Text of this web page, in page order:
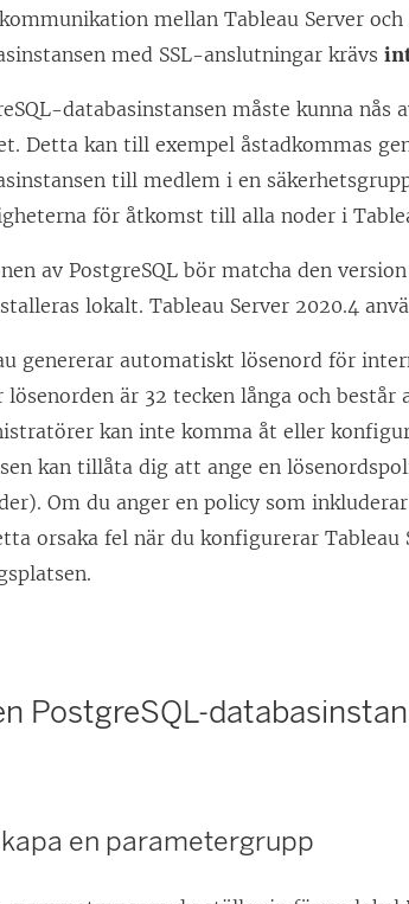
mellan Tableau Server
med SSL-anslutningar krävs
databasinstansen måste kunna nås
Detta kan till exempel åstadkommas
till medlem i en
för åtkomst till alla noder i
av PostgreSQL bör matcha den
lokalt. Tableau Server 2020.4
genererar automatiskt lösenord för
lösenorden är 32 tecken långa och består
kan inte komma åt eller
kan tillåta dig att ange en
Om du anger en policy som
orsaka fel när du konfigurerar Tableau
PostgreSQL-
en parametergrupp